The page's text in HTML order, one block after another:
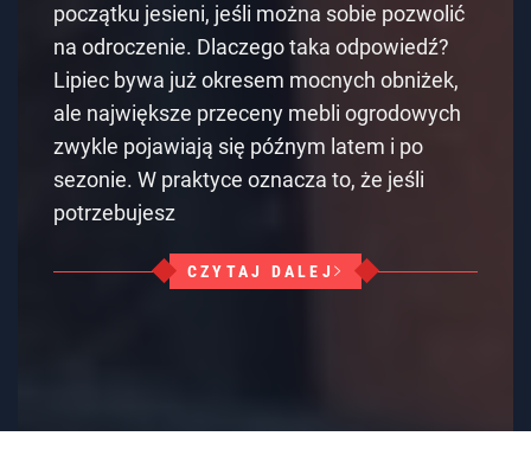
początku jesieni, jeśli można sobie pozwolić
na odroczenie. Dlaczego taka odpowiedź?
Lipiec bywa już okresem mocnych obniżek,
ale największe przeceny mebli ogrodowych
zwykle pojawiają się późnym latem i po
sezonie. W praktyce oznacza to, że jeśli
potrzebujesz
CZYTAJ DALEJ